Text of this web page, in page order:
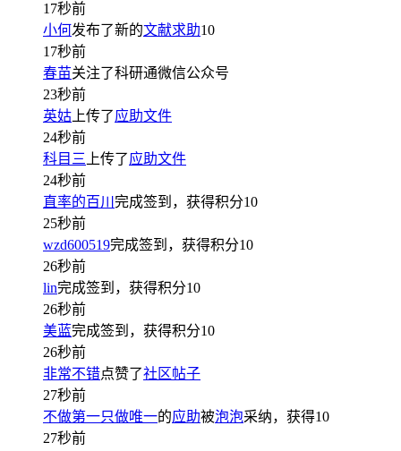
17秒前
小何发布了新的文献求助10
17秒前
春苗关注了科研通微信公众号
23秒前
英姑 上传了应助文件
24秒前
科目三 上传了应助文件
24秒前
直率的百川 完成签到，获得积分10
25秒前
wzd600519完成签到，获得积分10
26秒前
lin完成签到，获得积分10
26秒前
美蓝完成签到，获得积分10
26秒前
非常不错点赞了社区帖子
27秒前
不做第一只做唯一的应助被泡泡采纳，获得10
27秒前